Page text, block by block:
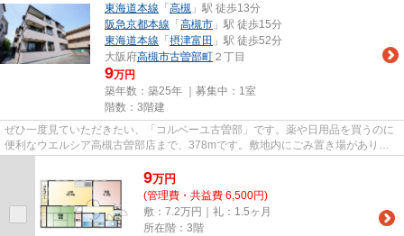
東海道本線 「 高槻 」駅 徒歩13分
阪急京都本線 「 高槻市 」駅 徒歩15分
東海道本線 「 摂津富田 」駅 徒歩52分
大阪府高槻市古曽部町 ２丁目
9万円
築年数：築25年 ｜募集中： 1室
階数：3階建
ぜひ一度見ていただきたい、「コルベーユ古曽部」です。薬や日用品を買うのに
便利なウエルシア高槻古曽部店まで、378mです。敷地内にごみ置き場がありま
9万円
(管理費・共益費 6,500円)
敷：7.2万円｜礼：1.5ヶ月
所在階：3階